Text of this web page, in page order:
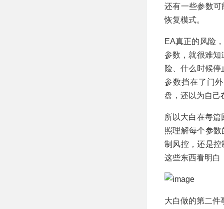
还有一些参数
恢复模式。
EA真正的风险
参数，就很难知
险、什么时候
参数挡在了门
盘，还以为自己
所以大白在每
照理解每个参
制风控，还是
这些东西看明白
大白做的第二件